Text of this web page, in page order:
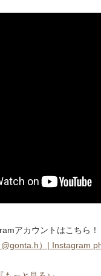
アカウントはこちら！
）| Instagram